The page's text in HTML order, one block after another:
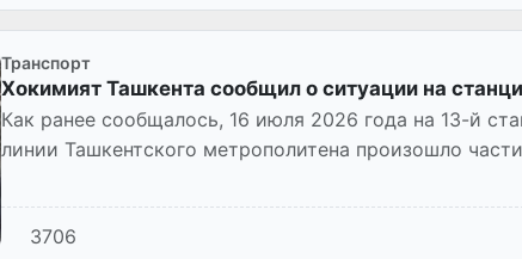
Транспорт
Хокимият Ташкента сообщил о ситуации на
Как ранее сообщалось, 16 июля 2026 года на 13-й
линии Ташкентского метрополитена произошло
3706